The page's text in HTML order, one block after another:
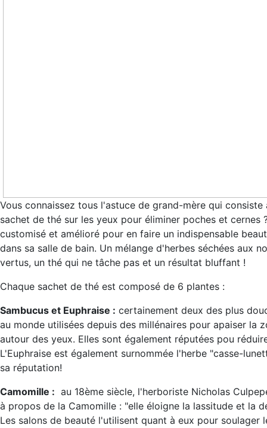
Vous connaissez tous l'astuce de grand-mère qui consiste
sachet de thé sur les yeux pour éliminer poches et cernes
customisé et amélioré pour en faire un indispensable
dans sa salle de bain. Un mélange d'herbes séchées aux
vertus, un thé qui ne tâche pas et un résultat bluffant !
Chaque sachet de thé est composé de 6 plantes :
Sambucus et Euphraise : certainement deux des plus
au monde utilisées depuis des millénaires pour apaiser la
autour des yeux. Elles sont également réputées pou
L'Euphraise est également surnommée l'herbe "casse-
sa réputation!
Camomille : au 18ème siècle, l'herboriste Nicholas
à propos de la Camomille : "elle éloigne la lassitude et la
Les salons de beauté l'utilisent quant à eux pour soulager